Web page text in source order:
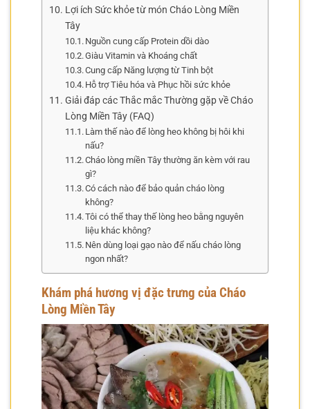
Lợi ích Sức khỏe từ món Cháo Lòng Miền
Tây
Nguồn cung cấp Protein dồi dào
Giàu Vitamin và Khoáng chất
Cung cấp Năng lượng từ Tinh bột
Hỗ trợ Tiêu hóa và Phục hồi sức khỏe
Giải đáp các Thắc mắc Thường gặp về Cháo
Lòng Miền Tây (FAQ)
Làm thế nào để lòng heo không bị hôi khi
nấu?
Cháo lòng miền Tây thường ăn kèm với rau
gì?
Có cách nào để bảo quản cháo lòng
không?
Tôi có thể thay thế lòng heo bằng nguyên
liệu khác không?
Nên dùng loại gạo nào để nấu cháo lòng
ngon nhất?
Khám phá hương vị đặc trưng của Cháo
Lòng Miền Tây